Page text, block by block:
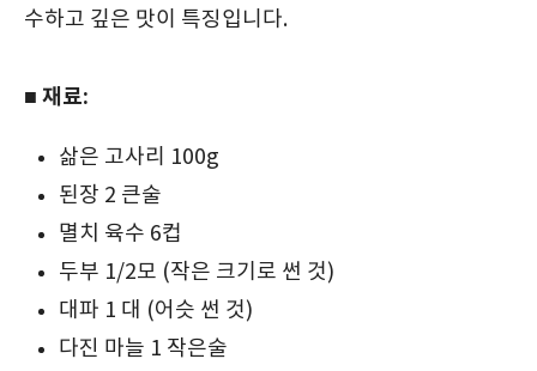
수하고 깊은 맛이 특징입니다.
■ 재료:
삶은 고사리 100g
된장 2 큰술
멸치 육수 6컵
두부 1/2모 (작은 크기로 썬 것)
대파 1 대 (어슷 썬 것)
다진 마늘 1 작은술